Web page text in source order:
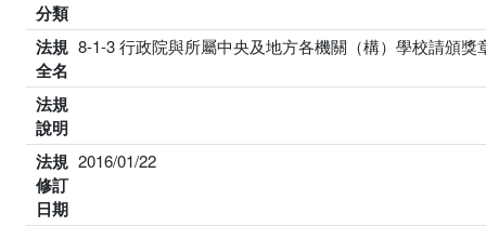
分類
法規
全名
8-1-3 行政院與所屬中央及地方各機關（構）學校請頒獎
法規
說明
法規
修訂
日期
2016/01/22